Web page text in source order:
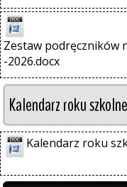
Zestaw podręczników
-2026.docx
Kalendarz roku
Kalendarz roku